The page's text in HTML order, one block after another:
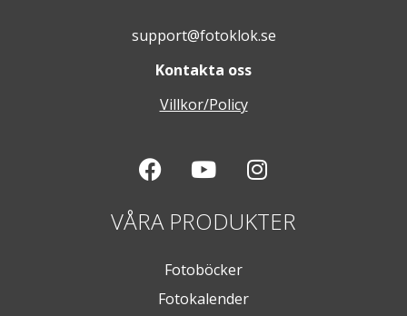
support@fotoklok.se
Kontakta oss
Villkor/Policy
VÅRA PRODUKTER
Fotoböcker
Fotokalender